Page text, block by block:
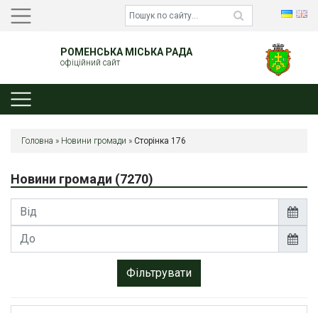
РОМЕНСЬКА МІСЬКА РАДА
офіційний сайт
Головна » Новини громади » Сторінка 176
Новини громади (7270)